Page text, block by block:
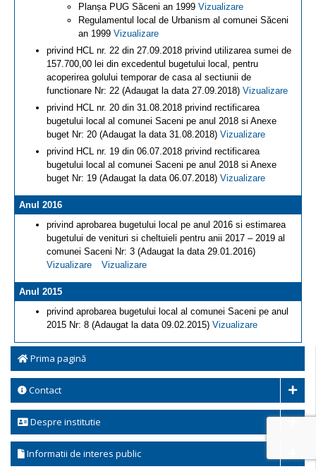
Prima pagină
Contact
Despre institutie
Informatii de interes public
Planșa PUG Săceni an 1999 Vizualizare
Regulamentul local de Urbanism al comunei Săceni
an 1999 Vizualizare
privind HCL nr. 22 din 27.09.2018 privind utilizarea sumei de
157.700,00 lei din excedentul bugetului local, pentru
acoperirea golului temporar de casa al sectiunii de
functionare Nr: 22 (Adaugat la data 27.09.2018) Vizualizare
privind HCL nr. 20 din 31.08.2018 privind rectificarea
bugetului local al comunei Saceni pe anul 2018 si Anexe
buget Nr: 20 (Adaugat la data 31.08.2018) Vizualizare
privind HCL nr. 19 din 06.07.2018 privind rectificarea
bugetului local al comunei Saceni pe anul 2018 si Anexe
buget Nr: 19 (Adaugat la data 06.07.2018) Vizualizare
Anul 2016
privind aprobarea bugetului local pe anul 2016 si estimarea
bugetului de venituri si cheltuieli pentru anii 2017 – 2019 al
comunei Saceni Nr: 3 (Adaugat la data 29.01.2016)
Vizualizare
Vizualizare
Anul 2015
privind aprobarea bugetului local al comunei Saceni pe anul
2015 Nr: 8 (Adaugat la data 09.02.2015) Vizualizare